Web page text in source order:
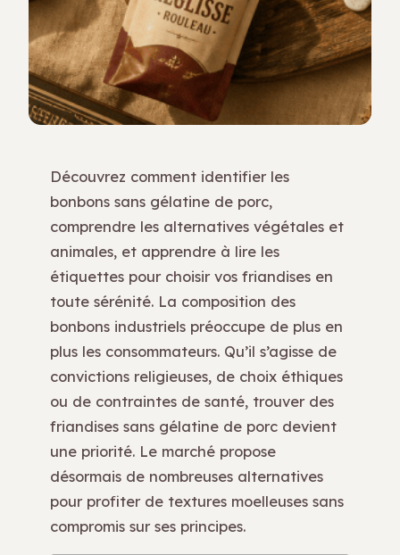
Découvrez comment identifier les
bonbons sans gélatine de porc,
comprendre les alternatives végétales et
animales, et apprendre à lire les
étiquettes pour choisir vos friandises en
toute sérénité. La composition des
bonbons industriels préoccupe de plus en
plus les consommateurs. Qu’il s’agisse de
convictions religieuses, de choix éthiques
ou de contraintes de santé, trouver des
friandises sans gélatine de porc devient
une priorité. Le marché propose
désormais de nombreuses alternatives
pour profiter de textures moelleuses sans
compromis sur ses principes.